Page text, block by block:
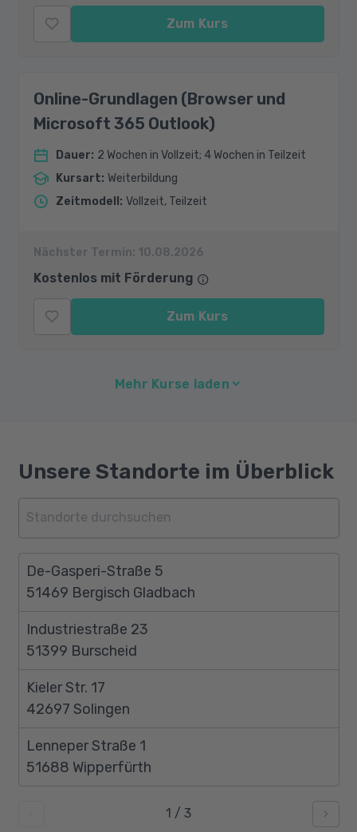
Zum Kurs
Online-Grundlagen (Browser und
Microsoft 365 Outlook)
Dauer: 2 Wochen in Vollzeit; 4 Wochen in Teilzeit
Kursart: Weiterbildung
Zeitmodell : Vollzeit, Teilzeit
Nächster Termin: 10.08.2026
Kostenlos mit Förderung
Zum Kurs
Mehr Kurse laden
Unsere Standorte im Überblick
De-Gasperi-Straße 5
51469 Bergisch Gladbach
Industriestraße 23
51399 Burscheid
Kieler Str. 17
42697 Solingen
Lenneper Straße 1
51688 Wipperfürth
1 / 3